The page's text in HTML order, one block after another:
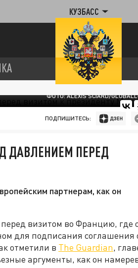
КУЗБАСС
ФОТО: ALEXIS SCIARD/
ПОДПИШИТЕСЬ:
ДАВЛЕНИЕМ ПЕРЕД
партнерам, как он
визитом во Францию, где
для подписания соглашения
отметили в The Guardian,
аргументы, как он